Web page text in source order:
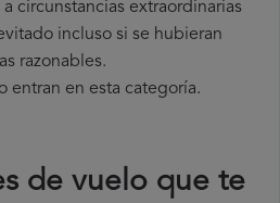
circunstancias extraordinarias
incluso si se hubieran
razonables.
entran en esta categoría.
de vuelo que te